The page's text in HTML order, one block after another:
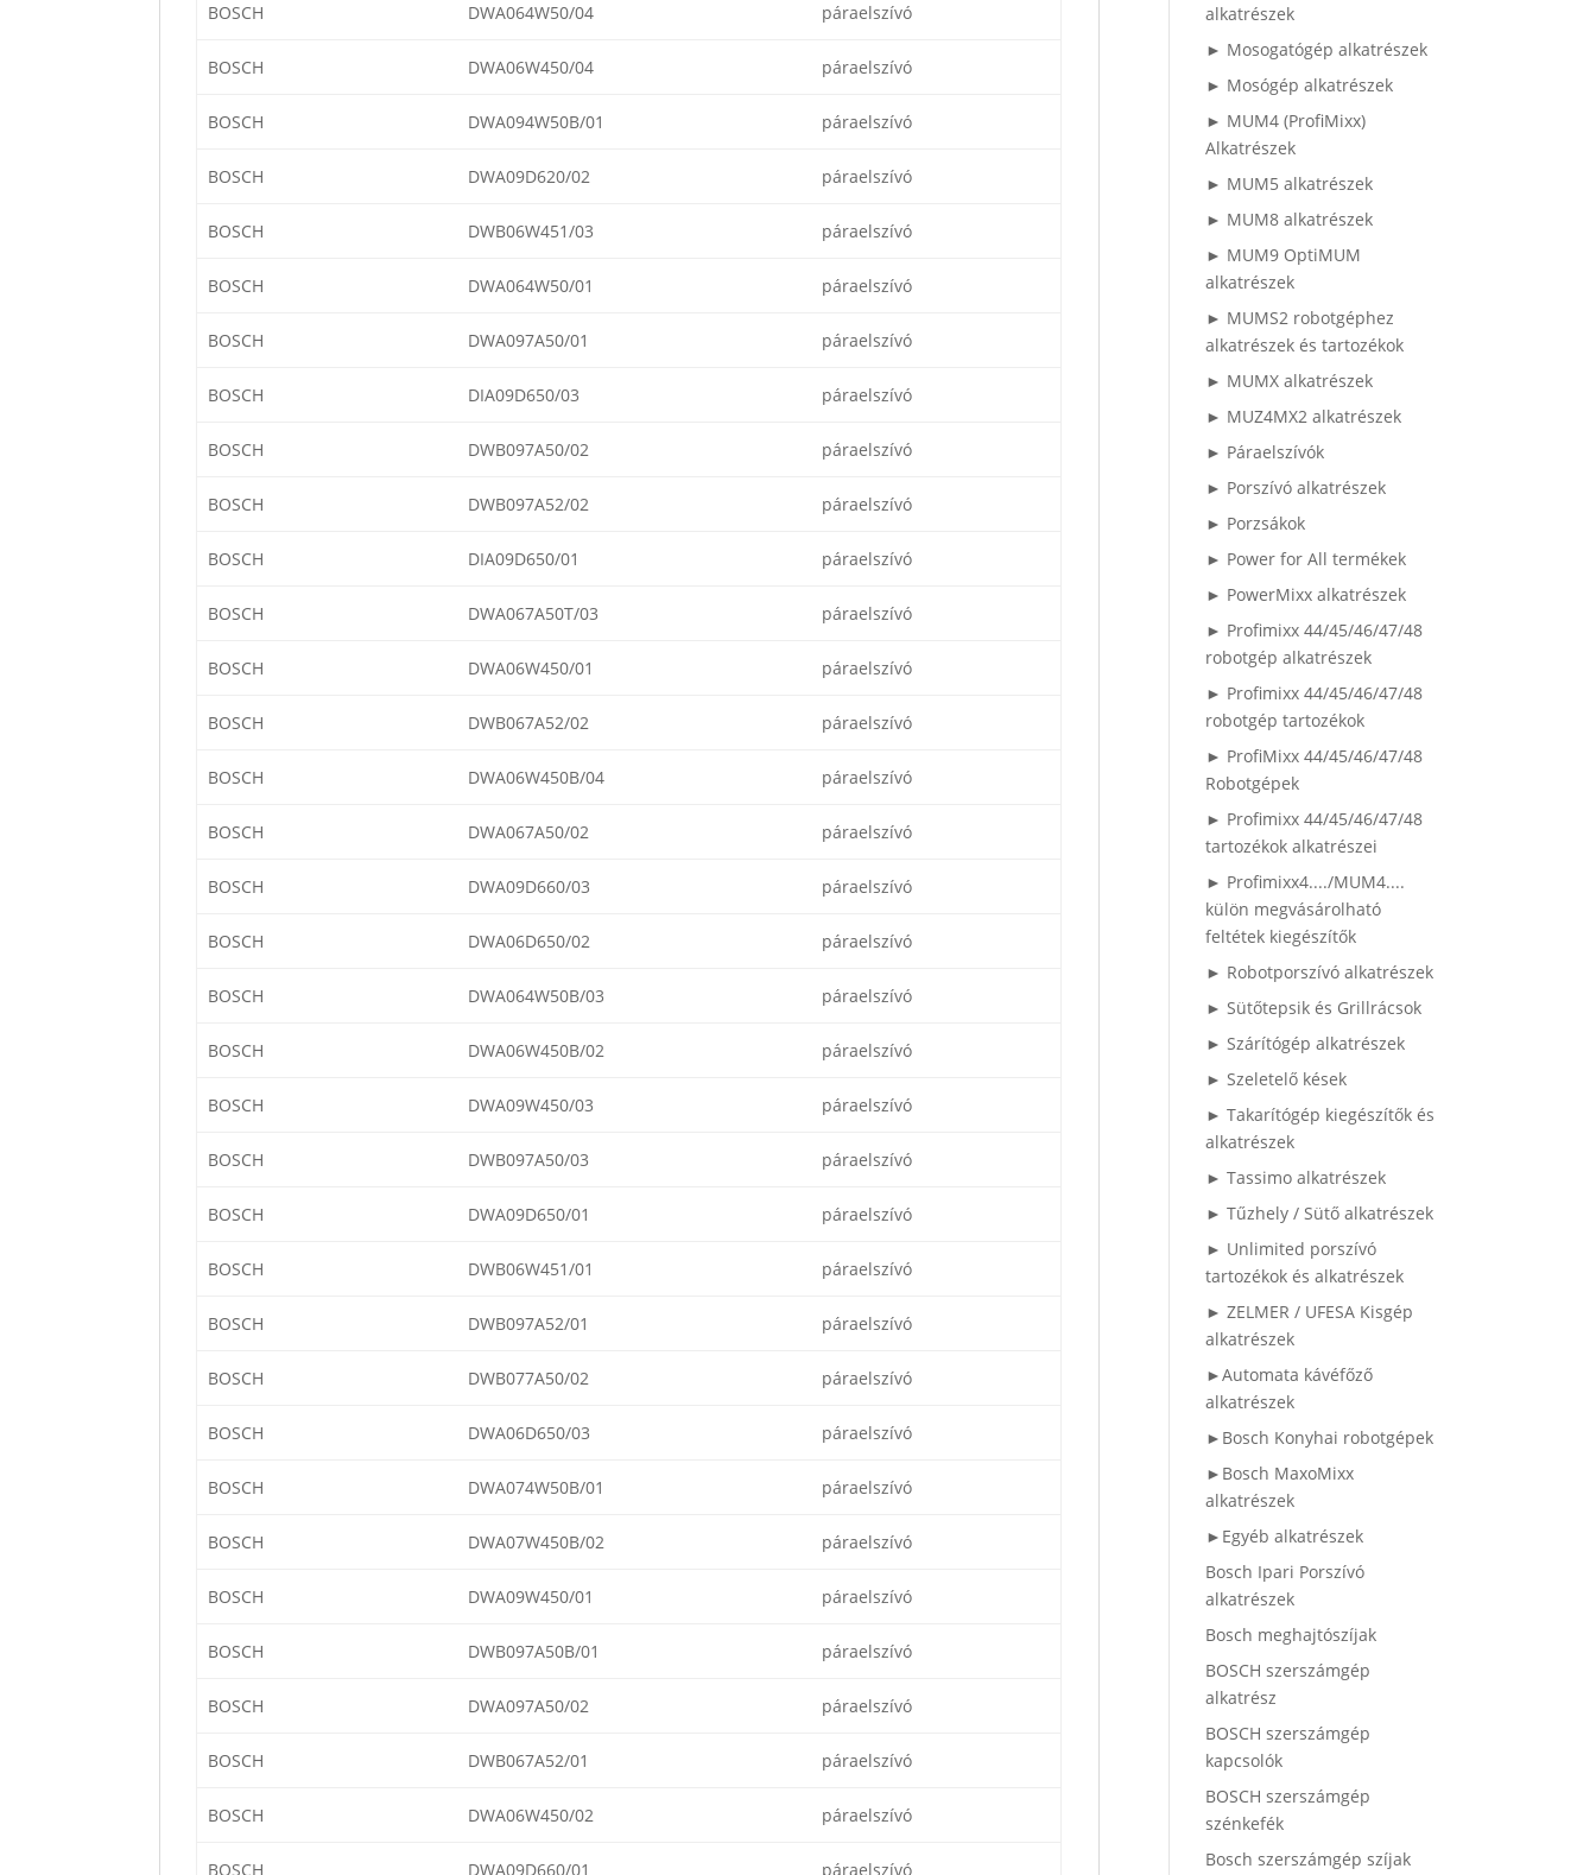
BOSCH DWA064W50/04 páraelszívó
BOSCH DWA06W450/04 páraelszívó
BOSCH DWA094W50B/01 páraelszívó
BOSCH DWA09D620/02 páraelszívó
BOSCH DWB06W451/03 páraelszívó
BOSCH DWA064W50/01 páraelszívó
BOSCH DWA097A50/01 páraelszívó
BOSCH DIA09D650/03 páraelszívó
BOSCH DWB097A50/02 páraelszívó
BOSCH DWB097A52/02 páraelszívó
BOSCH DIA09D650/01 páraelszívó
BOSCH DWA067A50T/03 páraelszívó
BOSCH DWA06W450/01 páraelszívó
BOSCH DWB067A52/02 páraelszívó
BOSCH DWA06W450B/04 páraelszívó
BOSCH DWA067A50/02 páraelszívó
BOSCH DWA09D660/03 páraelszívó
BOSCH DWA06D650/02 páraelszívó
BOSCH DWA064W50B/03 páraelszívó
BOSCH DWA06W450B/02 páraelszívó
BOSCH DWA09W450/03 páraelszívó
BOSCH DWB097A50/03 páraelszívó
BOSCH DWA09D650/01 páraelszívó
BOSCH DWB06W451/01 páraelszívó
BOSCH DWB097A52/01 páraelszívó
BOSCH DWB077A50/02 páraelszívó
BOSCH DWA06D650/03 páraelszívó
BOSCH DWA074W50B/01 páraelszívó
BOSCH DWA07W450B/02 páraelszívó
BOSCH DWA09W450/01 páraelszívó
BOSCH DWB097A50B/01 páraelszívó
BOSCH DWA097A50/02 páraelszívó
BOSCH DWB067A52/01 páraelszívó
BOSCH DWA06W450/02 páraelszívó
BOSCH DWA09D660/01 páraelszívó
alkatrészek
► Mosogatógép alkatrészek
► Mosógép alkatrészek
► MUM4 (ProfiMixx)
Alkatrészek
► MUM5 alkatrészek
► MUM8 alkatrészek
► MUM9 OptiMUM
alkatrészek
► MUMS2 robotgéphez
alkatrészek és tartozékok
► MUMX alkatrészek
► MUZ4MX2 alkatrészek
► Páraelszívók
► Porszívó alkatrészek
► Porzsákok
► Power for All termékek
► PowerMixx alkatrészek
► Profimixx 44/45/46/47/48
robotgép alkatrészek
► Profimixx 44/45/46/47/48
robotgép tartozékok
► ProfiMixx 44/45/46/47/48
Robotgépek
► Profimixx 44/45/46/47/48
tartozékok alkatrészei
► Profimixx4..../MUM4....
külön megvásárolható
feltétek kiegészítők
► Robotporszívó alkatrészek
► Sütőtepsik és Grillrácsok
► Szárítógép alkatrészek
► Szeletelő kések
► Takarítógép kiegészítők és
alkatrészek
► Tassimo alkatrészek
► Tűzhely / Sütő alkatrészek
► Unlimited porszívó
tartozékok és alkatrészek
► ZELMER / UFESA Kisgép
alkatrészek
►Automata kávéfőző
alkatrészek
►Bosch Konyhai robotgépek
►Bosch MaxoMixx
alkatrészek
►Egyéb alkatrészek
Bosch Ipari Porszívó
alkatrészek
Bosch meghajtószíjak
BOSCH szerszámgép
alkatrész
BOSCH szerszámgép
kapcsolók
BOSCH szerszámgép
szénkefék
Bosch szerszámgép szíjak